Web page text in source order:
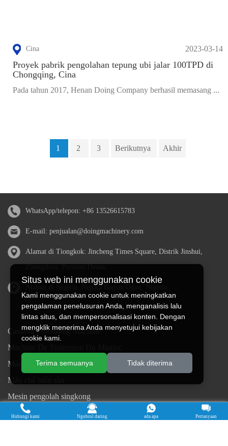
Cina 2023-03-14
Proyek pabrik pengolahan tepung ubi jalar 100TPD di
Chongqing, Cina
Pada tahun 2017, Henan Doing Company berhasil memasang ...
1 2 3 Berikutnya Akhir
WhatsApp/telepon: +86 13526615783
E-mail: penjualan@doingmachinery.com
Alamat di Tiongkok: Jincheng Times Square, Distrik Jinshui,
Zhengzhou, Provinsi Henan
Alamat di Nigeria: Negara Bagian Ogun, Nigeria
Cassava Processing Machine
Machine De Traitement Du Manioc
Máquina de procesamiento de yuca
Máy chế biến sắn
Mesin pengolah singkong
เครื่องแปรรูปมันสำปะหลัง
Situs web ini menggunakan cookie
Kami menggunakan cookie untuk meningkatkan
pengalaman penelusuran Anda, menganalisis lalu
lintas situs, dan mempersonalisasi konten. Dengan
mengklik menerima Anda menyetujui kebijakan
cookie kami.
Terima semuanya Tidak diterima
Hubungi kami Ngobrol daring ada apa Pertanyaan